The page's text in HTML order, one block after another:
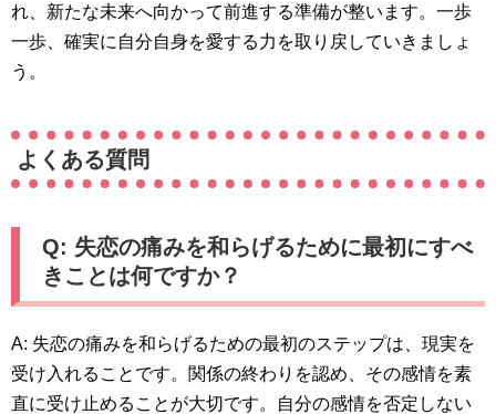
れ、新たな未来へ向かって前進する準備が整います。一歩
一歩、確実に自分自身を愛する力を取り戻していきましょ
う。
よくある質問
Q: 失恋の痛みを和らげるために最初にすべ
きことは何ですか？
A: 失恋の痛みを和らげるための最初のステップは、現実を
受け入れることです。関係の終わりを認め、その感情を素
直に受け止めることが大切です。自分の感情を否定しない